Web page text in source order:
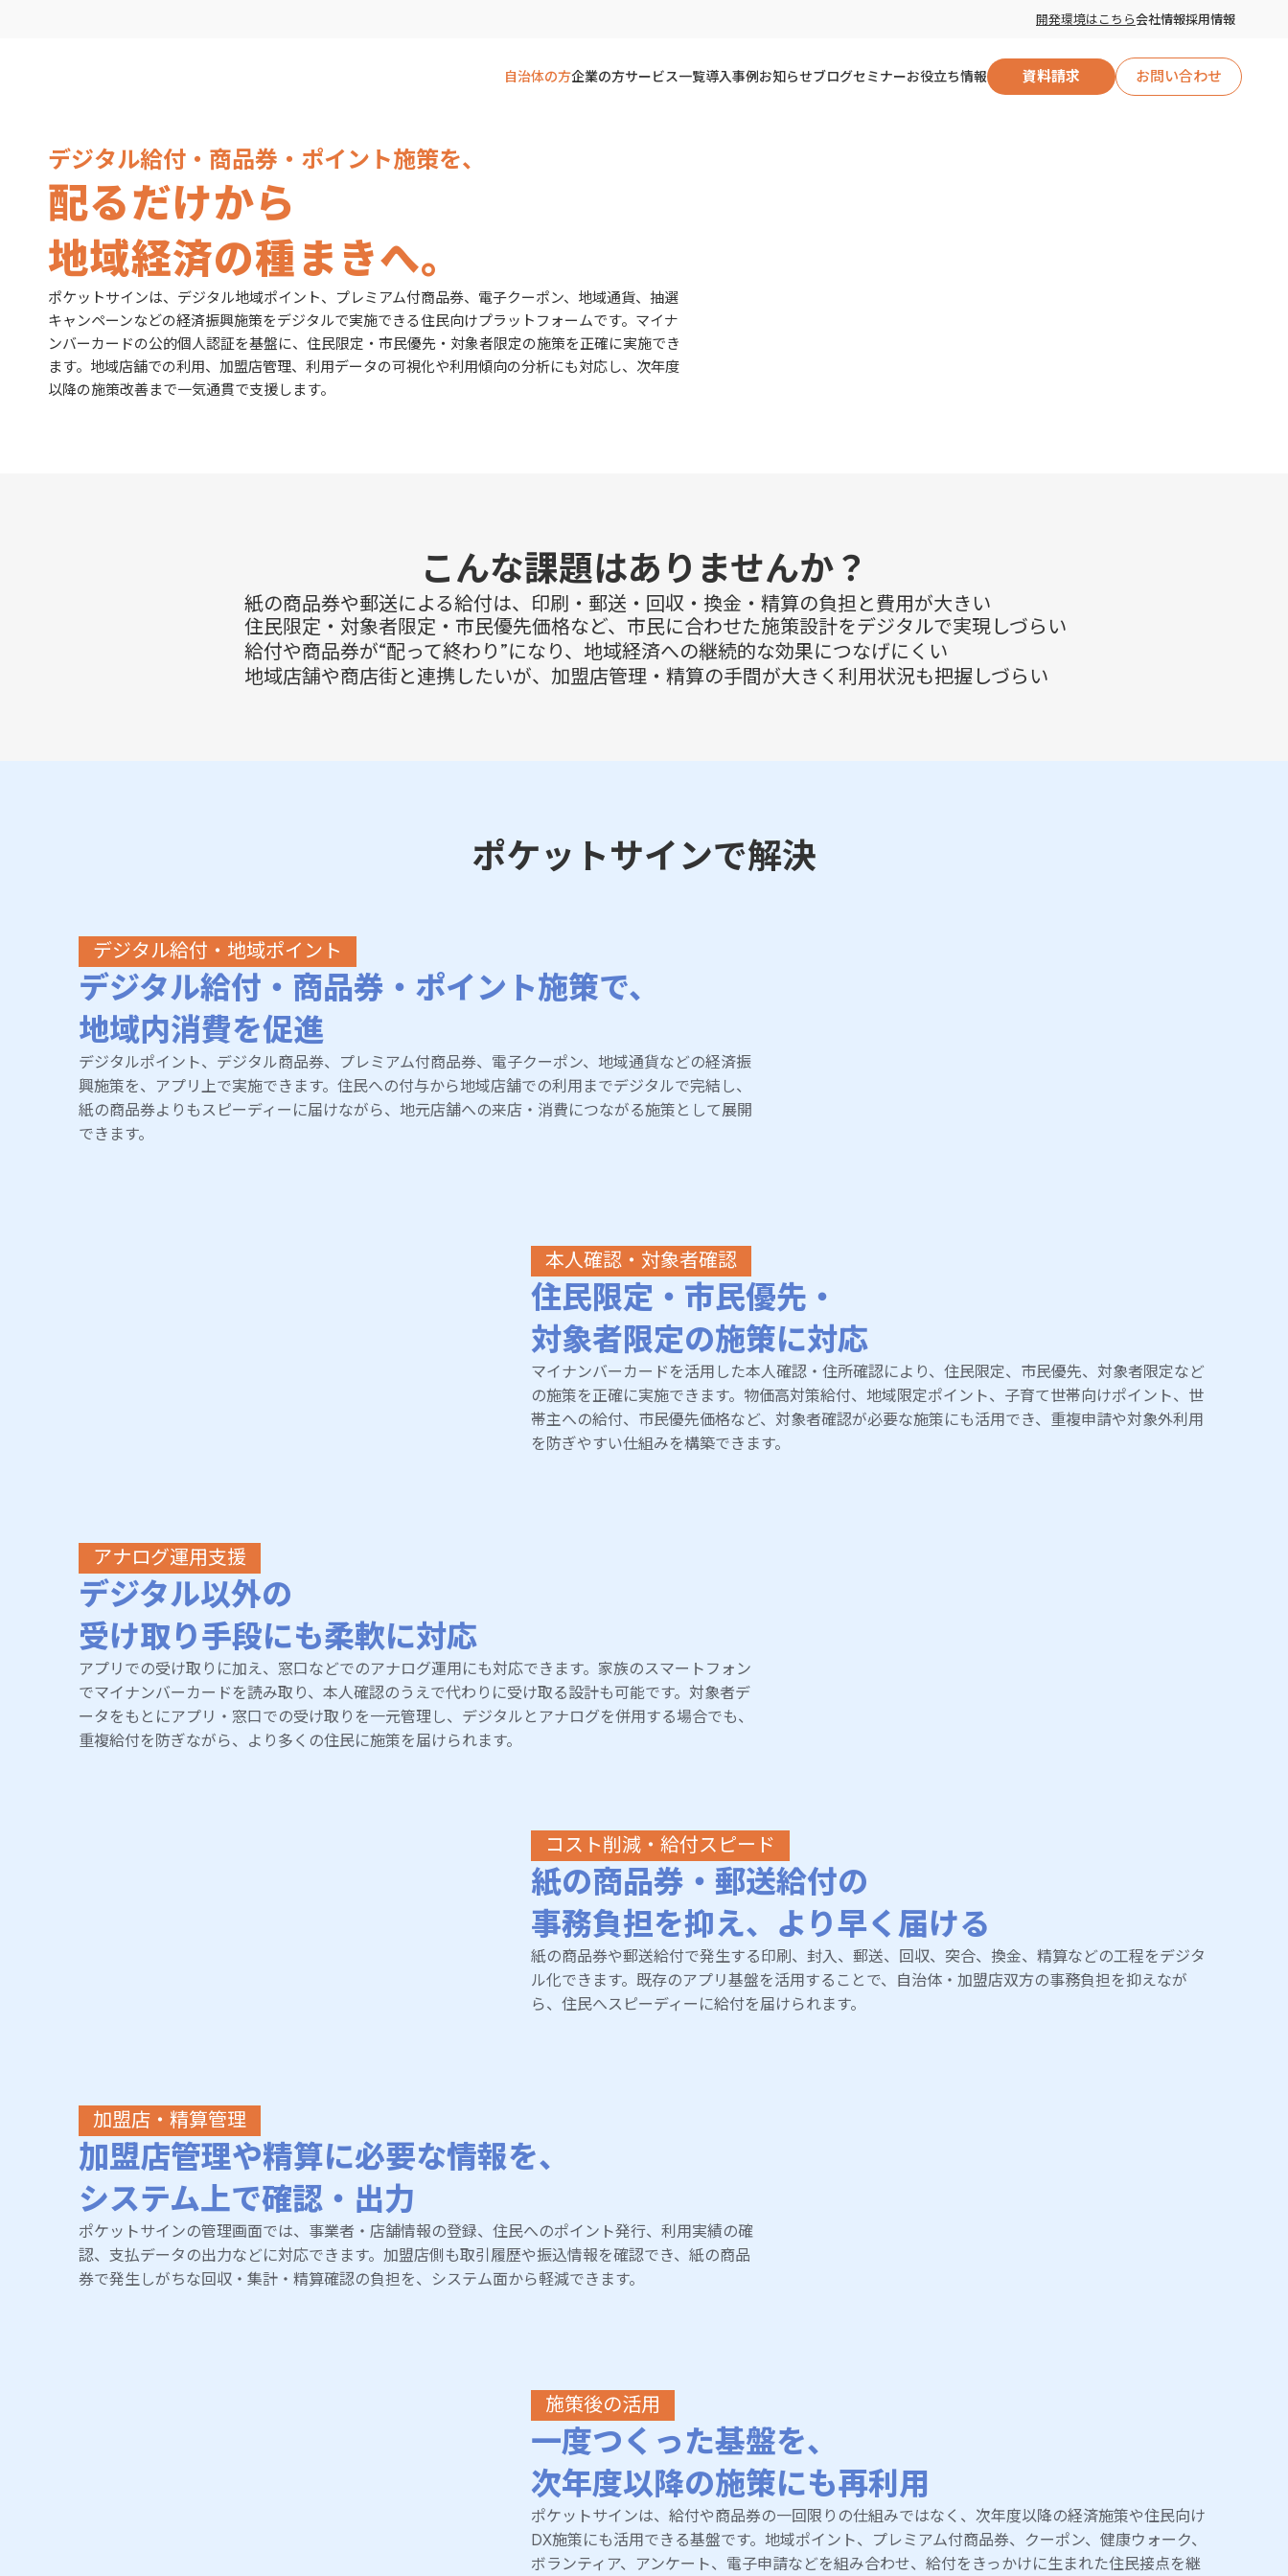
デジタル給付・商品券・ポイント施策を、
配るだけから
地域経済の種まきへ。
ポケットサインは、デジタル地域ポイント、プレミアム付商品券、電子クーポン、地域通貨、抽選
キャンペーンなどの経済振興施策をデジタルで実施できる住民向けプラットフォームです。マイナ
ンバーカードの公的個人認証を基盤に、住民限定・市民優先・対象者限定の施策を正確に実施でき
ます。地域店舗での利用、加盟店管理、利用データの可視化や利用傾向の分析にも対応し、次年度
以降の施策改善まで一気通貫で支援します。
こんな課題はありませんか？
紙の商品券や郵送による給付は、印刷・郵送・回収・換金・精算の負担と費用が大きい
住民限定・対象者限定・市民優先価格など、市民に合わせた施策設計をデジタルで実現しづらい
給付や商品券が“配って終わり”になり、地域経済への継続的な効果につなげにくい
地域店舗や商店街と連携したいが、加盟店管理・精算の手間が大きく利用状況も把握しづらい
ポケットサインで解決
デジタル給付・地域ポイント
デジタル給付・商品券・ポイント施策で、
地域内消費を促進
デジタルポイント、デジタル商品券、プレミアム付商品券、電子クーポン、地域通貨などの経済振
興施策を、アプリ上で実施できます。住民への付与から地域店舗での利用までデジタルで完結し、
紙の商品券よりもスピーディーに届けながら、地元店舗への来店・消費につながる施策として展開
できます。
本人確認・対象者確認
住民限定・市民優先・
対象者限定の施策に対応
マイナンバーカードを活用した本人確認・住所確認により、住民限定、市民優先、対象者限定など
の施策を正確に実施できます。物価高対策給付、地域限定ポイント、子育て世帯向けポイント、世
帯主への給付、市民優先価格など、対象者確認が必要な施策にも活用でき、重複申請や対象外利用
を防ぎやすい仕組みを構築できます。
アナログ運用支援
デジタル以外の
受け取り手段にも柔軟に対応
アプリでの受け取りに加え、窓口などでのアナログ運用にも対応できます。家族のスマートフォン
でマイナンバーカードを読み取り、本人確認のうえで代わりに受け取る設計も可能です。対象者デ
ータをもとにアプリ・窓口での受け取りを一元管理し、デジタルとアナログを併用する場合でも、
重複給付を防ぎながら、より多くの住民に施策を届けられます。
コスト削減・給付スピード
紙の商品券・郵送給付の
事務負担を抑え、より早く届ける
紙の商品券や郵送給付で発生する印刷、封入、郵送、回収、突合、換金、精算などの工程をデジタ
ル化できます。既存のアプリ基盤を活用することで、自治体・加盟店双方の事務負担を抑えなが
ら、住民へスピーディーに給付を届けられます。
加盟店・精算管理
加盟店管理や精算に必要な情報を、
システム上で確認・出力
ポケットサインの管理画面では、事業者・店舗情報の登録、住民へのポイント発行、利用実績の確
認、支払データの出力などに対応できます。加盟店側も取引履歴や振込情報を確認でき、紙の商品
券で発生しがちな回収・集計・精算確認の負担を、システム面から軽減できます。
施策後の活用
一度つくった基盤を、
次年度以降の施策にも再利用
ポケットサインは、給付や商品券の一回限りの仕組みではなく、次年度以降の経済施策や住民向け
DX施策にも活用できる基盤です。地域ポイント、プレミアム付商品券、クーポン、健康ウォーク、
ボランティア、アンケート、電子申請などを組み合わせ、給付をきっかけに生まれた住民接点を継
開発環境はこちら会社情報採用情報
自治体の方企業の方サービス一覧導入事例お知らせブログセミナーお役立ち情報 資料請求 お問い合わせ